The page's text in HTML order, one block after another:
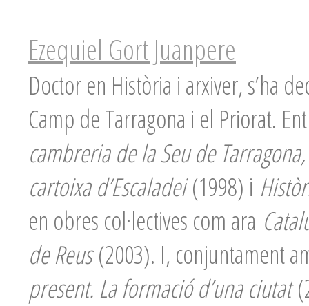
Ezequiel Gort Juanpere
Doctor en Història i arxiver, s’ha
Camp de Tarragona i el Priorat.
cambreria de la Seu de
cartoixa d’Escaladei(1998) i
en obres col·lectives com ara
de Reus(2003). I, conjuntament
present. La formació d’una ciutat